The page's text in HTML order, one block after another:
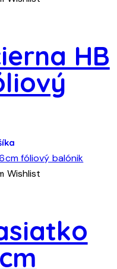
si
môžete
vybrať
HB
produkt
má
si
vybrať
Wishlist